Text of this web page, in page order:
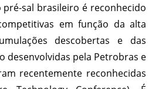
sal brasileiro é reconhecido
em função da alta
descobertas e das
desenvolvidas pela Petrobras e
recentemente reconhecidas